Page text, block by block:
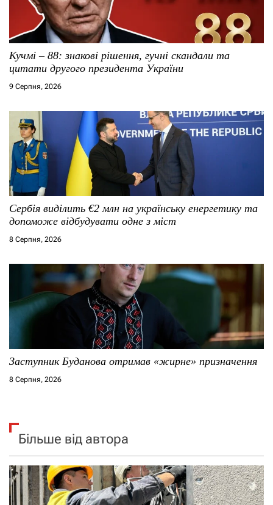
п
и
с
м
с
і
в
Кучмі – 88: знакові рішення, гучні скандали та
цитати другого президента України
9 Серпня, 2026
Сербія виділить €2 млн на українську енергетику та
допоможе відбудувати одне з міст
8 Серпня, 2026
Заступник Буданова отримав «жирне» призначення
8 Серпня, 2026
Більше від автора